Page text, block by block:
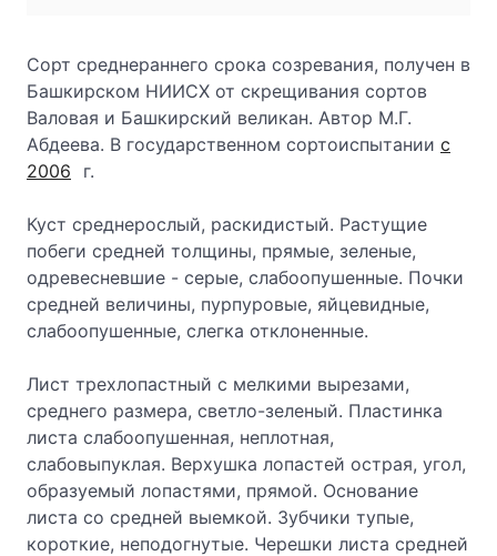
Сорт среднераннего срока созревания, получен в
Башкирском НИИСХ от скрещивания сортов
Валовая и Башкирский великан. Автор М.Г.
Абдеева. В государственном сортоиспытании с
2006
г.
Куст среднерослый, раскидистый. Растущие
побеги средней толщины, прямые, зеленые,
одревесневшие - серые, слабоопушенные. Почки
средней величины, пурпуровые, яйцевидные,
слабоопушенные, слегка отклоненные.
Лист трехлопастный с мелкими вырезами,
среднего размера, светло-зеленый. Пластинка
листа слабоопушенная, неплотная,
слабовыпуклая. Верхушка лопастей острая, угол,
образуемый лопастями, прямой. Основание
листа со средней выемкой. Зубчики тупые,
короткие, неподогнутые. Черешки листа средней